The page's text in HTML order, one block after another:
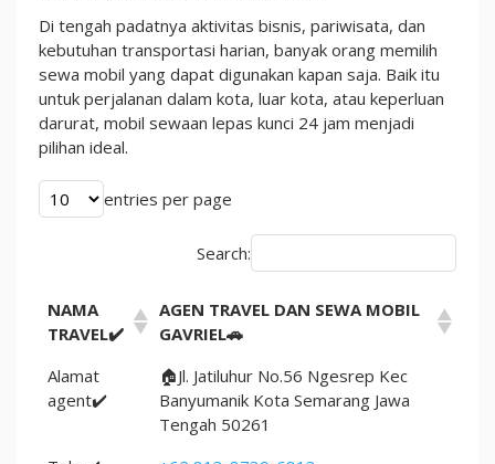
Di tengah padatnya aktivitas bisnis, pariwisata, dan
kebutuhan transportasi harian, banyak orang memilih
sewa mobil yang dapat digunakan kapan saja. Baik itu
untuk perjalanan dalam kota, luar kota, atau keperluan
darurat, mobil sewaan lepas kunci 24 jam menjadi
pilihan ideal.
entries per page
Search:
NAMA
TRAVEL✔️
AGEN TRAVEL DAN SEWA MOBIL
GAVRIEL🚗
Alamat
agent✔️
🏠Jl. Jatiluhur No.56 Ngesrep Kec
Banyumanik Kota Semarang Jawa
Tengah 50261